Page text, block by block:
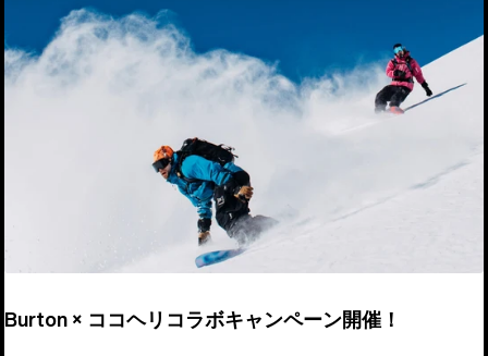
Burton × ココヘリコラボキャンペーン開催！